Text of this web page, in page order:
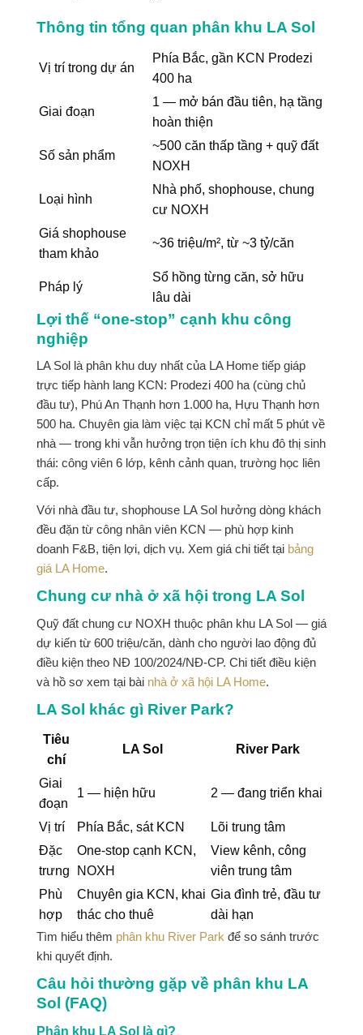
Thông tin tổng quan phân khu LA Sol
Vị trí trong dự án
Phía Bắc, gần KCN Prodezi
400 ha
Giai đoạn
1 — mở bán đầu tiên, hạ tầng
hoàn thiện
Số sản phẩm
~500 căn thấp tầng + quỹ đất
NOXH
Loại hình
Nhà phố, shophouse, chung
cư NOXH
Giá shophouse
tham khảo
~36 triệu/m², từ ~3 tỷ/căn
Pháp lý
Sổ hồng từng căn, sở hữu
lâu dài
Lợi thế “one-stop” cạnh khu công
nghiệp
LA Sol là phân khu duy nhất của LA Home tiếp giáp
trực tiếp hành lang KCN: Prodezi 400 ha (cùng chủ
đầu tư), Phú An Thạnh hơn 1.000 ha, Hựu Thạnh hơn
500 ha. Chuyên gia làm việc tại KCN chỉ mất 5 phút về
nhà — trong khi vẫn hưởng trọn tiện ích khu đô thị sinh
thái: công viên 6 lớp, kênh cảnh quan, trường học liên
cấp.
Với nhà đầu tư, shophouse LA Sol hưởng dòng khách
đều đặn từ công nhân viên KCN — phù hợp kinh
doanh F&B, tiện lợi, dịch vụ. Xem giá chi tiết tại bảng
giá LA Home.
Chung cư nhà ở xã hội trong LA Sol
Quỹ đất chung cư NOXH thuộc phân khu LA Sol — giá
dự kiến từ 600 triệu/căn, dành cho người lao động đủ
điều kiện theo NĐ 100/2024/NĐ-CP. Chi tiết điều kiện
và hồ sơ xem tại bài nhà ở xã hội LA Home.
LA Sol khác gì River Park?
Tiêu
chí
LA Sol River Park
Giai
đoạn
1 — hiện hữu 2 — đang triển khai
Vị trí Phía Bắc, sát KCN
Lõi trung tâm
Đặc
trưng
One-stop cạnh KCN,
NOXH
View kênh, công
viên trung tâm
Phù
hợp
Chuyên gia KCN, khai
thác cho thuê
Gia đình trẻ, đầu tư
dài hạn
Tìm hiểu thêm phân khu River Park để so sánh trước
khi quyết định.
Câu hỏi thường gặp về phân khu LA
Sol (FAQ)
Phân khu LA Sol là gì?